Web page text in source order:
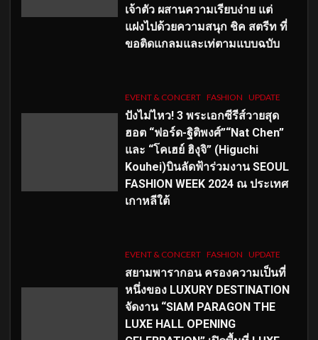
เจ้าตัว ผสานความเรียบง่าย แต่
แฝงไปด้วยความสนุก ชิค สตรีท ที่
ขอติดแกลมและเท่ตามแบบฉบับ
EVENT & CONCERT FASHION UPDATE
ปังไม่ไหว! 3 พระเอกซีรีส์วายสุด
ฮอต “ฟอร์ด-ฐิติพงศ์”“Nat Chen”
และ “โคเฮย์ ฮิงุจิ” (Higuchi
Kouhei)บินลัดฟ้าร่วมงาน SEOUL
FASHION WEEK 2024 ณ ประเทศ
เกาหลีใต้
EVENT & CONCERT FASHION UPDATE
สยามพารากอน ครองความเป็นที่
หนึ่งของ LUXURY DESTINATION
จัดงาน “SIAM PARAGON THE
LUXE HALL OPENING